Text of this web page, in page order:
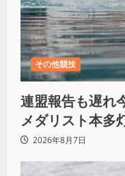
その他競技
連盟報告も遅れ
メダリスト本多
2026年8月7日